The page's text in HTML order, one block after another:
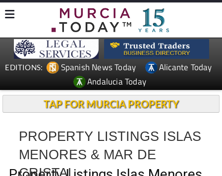
EDITIONS: Spanish News Today
Alicante Today
Andalucia Today
TAP FOR MURCIA PROPERTY
PROPERTY LISTINGS ISLAS
MENORES & MAR DE
CRISTAL